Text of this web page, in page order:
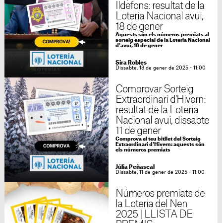
Ildefons: resultat de la
Loteria Nacional avui,
18 de gener
Aquests són els números premiats al
sorteig especial de la Loteria Nacional
d'avui, 18 de gener
Sira Robles
Dissabte, 18 de gener de 2025 - 11:00
Comprovar Sorteig
Extraordinari d'Hivern:
resultat de la Loteria
Nacional avui, dissabte
11 de gener
Comprova el teu bitllet del Sorteig
Extraordinari d'Hivern: aquests són
els números premiats
Júlia Peñascal
Dissabte, 11 de gener de 2025 - 11:00
Números premiats de
la Loteria del Nen
2025 | LLISTA DE